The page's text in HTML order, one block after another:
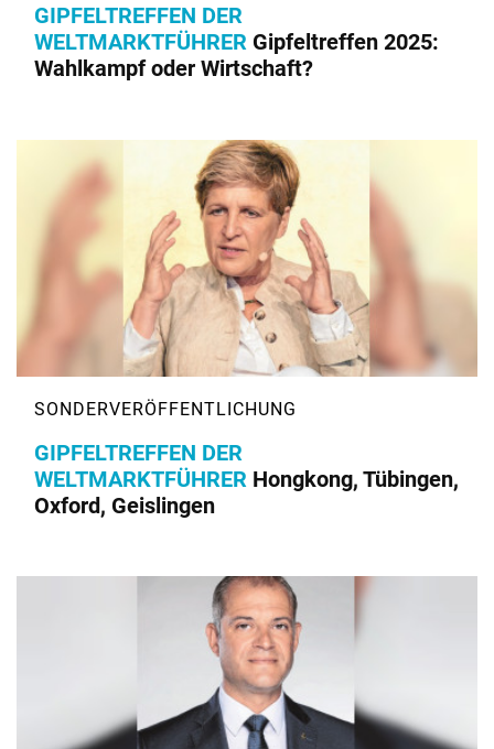
GIPFELTREFFEN DER
WELTMARKTFÜHRER Gipfeltreffen 2025:
Wahlkampf oder Wirtschaft?
GIPFELTREFFEN DER
WELTMARKTFÜHRER Hongkong, Tübingen,
Oxford, Geislingen